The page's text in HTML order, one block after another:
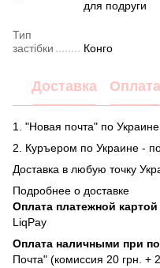
для подруги
Тип
застібки
Конго
Доставка Оплата
1. "Новая почта" по
2. Куръером по Украине -
Доставка в любую точку
Подробнее о доставке
Оплата платежной картой
LiqPay
Оплата наличными при
Почта" (комиссия 20 грн. +